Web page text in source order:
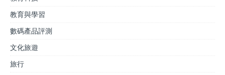
教育與學習
數碼產品評測
文化旅遊
旅行